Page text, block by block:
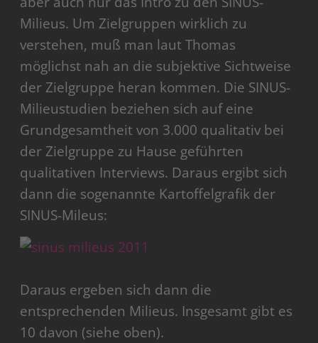
Milieus. Um Zielgruppen wirklich zu
verstehen, muß man laut Thomas
möglichst nah an die subjektive Sichtweise
der Zielgruppe heran kommen. Die SINUS-
Milieustudien beziehen sich auf eine
Grundgesamtheit von 3.000 qualitativ bei
der Zielgruppe zu Hause geführten
qualitativen Interviews. Daraus ergibt sich
dann die sogenannte Kartoffelgrafik der
SINUS-Mileus:
Daraus ergeben sich dann die
entsprechenden Milieus. Insgesamt gibt es
10 davon (siehe oben).